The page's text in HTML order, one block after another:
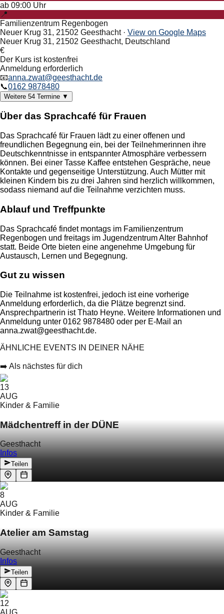
ab 09:00 Uhr
📍
Familienzentrum Regenbogen
Neuer Krug 31, 21502 Geesthacht· View on Google Maps
Neuer Krug 31, 21502 Geesthacht, Deutschland
€
Der Kurs ist kostenfrei
Anmeldung erforderlich
📧anna.zwat@geesthacht.de
📞0162 9878480
Weitere 54 Termine ▼
Über das Sprachcafé für Frauen
Das Sprachcafé für Frauen lädt zu einer offenen und
freundlichen Begegnung ein, bei der Teilnehmerinnen ihre
Deutschkenntnisse in entspannter Atmosphäre verbessern
können. Bei einer Tasse Kaffee entstehen Gespräche, neue
Kontakte und gegenseitige Unterstützung. Auch Mütter mit
kleinen Kindern bis zu drei Jahren sind herzlich willkommen,
sodass niemand auf die Teilnahme verzichten muss.
Ablauf und Treffpunkte
Das Sprachcafé findet montags im Familienzentrum
Regenbogen und freitags im Jugendzentrum Alter Bahnhof
statt. Beide Orte bieten eine angenehme Umgebung für
Austausch, Lernen und Begegnung.
Gut zu wissen
Die Teilnahme ist kostenfrei, jedoch ist eine vorherige
Anmeldung erforderlich, da die Plätze begrenzt sind.
Ansprechpartnerin ist Thato Heyne. Weitere Informationen und
Anmeldung unter 0162 9878480 oder per E-Mail an
anna.zwat@geesthacht.de.
ÄHNLICHE EVENTS IN DEINER NÄHE
➡️ Als nächstes für dich
13
AUG
Kinder & Familie
Mädchentreff in der DÜNE
Geesthacht
Infos
Teilen
8
AUG
Kinder & Familie
Atelier am Samstag
Geesthacht
Infos
Teilen
12
AUG